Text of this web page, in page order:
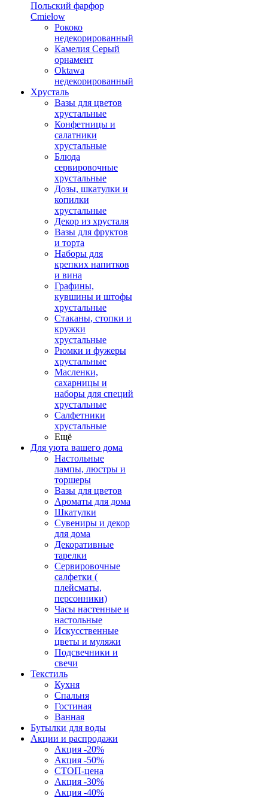
Польский фарфор
Сmielow
Рококо
недекорированный
Камелия Серый
орнамент
Oktawa
недекорированный
Хрусталь
Вазы для цветов
хрустальные
Конфетницы и
салатники
хрустальные
Блюда
сервировочные
хрустальные
Дозы, шкатулки и
копилки
хрустальные
Декор из хрусталя
Вазы для фруктов
и торта
Наборы для
крепких напитков
и вина
Графины,
кувшины и штофы
хрустальные
Стаканы, стопки и
кружки
хрустальные
Рюмки и фужеры
хрустальные
Масленки,
сахарницы и
наборы для специй
хрустальные
Салфетники
хрустальные
Ещё
Для уюта вашего дома
Настольные
лампы, люстры и
торшеры
Вазы для цветов
Ароматы для дома
Шкатулки
Сувениры и декор
для дома
Декоративные
тарелки
Сервировочные
салфетки (
плейсматы,
персонники)
Часы настенные и
настольные
Искусственные
цветы и муляжи
Подсвечники и
свечи
Текстиль
Кухня
Спальня
Гостиная
Ванная
Бутылки для воды
Акции и распродажи
Акция -20%
Акция -50%
СТОП-цена
Акция -30%
Акция -40%